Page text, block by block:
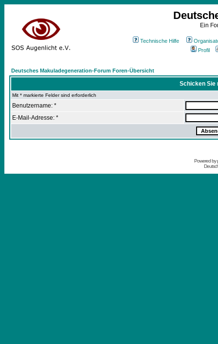
Ein
Technische Hilfe
Profil
Deutsches Makuladegeneration-Forum Foren-Übersicht
Schicken Sie
Mit * markierte Felder sind erforderlich
Benutzername: *
E-Mail-Adresse: *
Powered by